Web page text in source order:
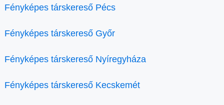
Fényképes társkereső Pécs
Fényképes társkereső Győr
Fényképes társkereső Nyíregyháza
Fényképes társkereső Kecskemét